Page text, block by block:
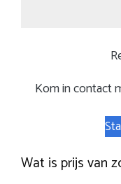
Kom in contact
Wat is prijs van